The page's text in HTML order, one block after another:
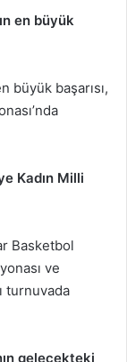
en büyük
büyük başarısı,
Kadın Milli
Basketbol
ve
turnuvada
gelecekteki